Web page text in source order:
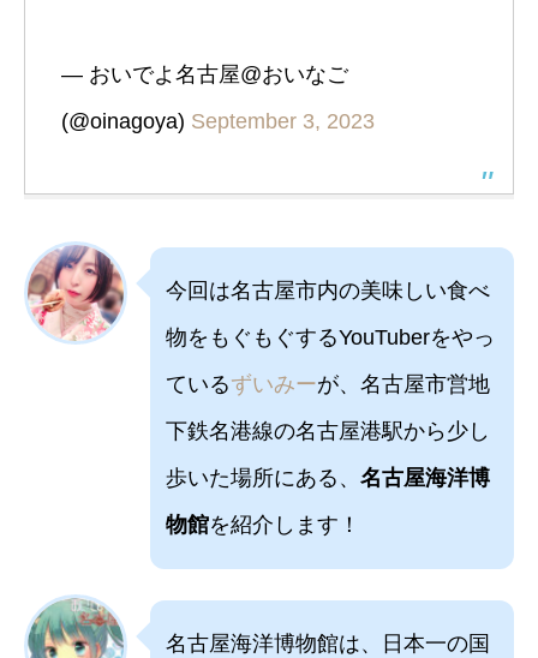
— おいでよ名古屋@おいなご
(@oinagoya) September 3, 2023
今回は名古屋市内の美味しい食べ
物をもぐもぐするYouTuberをやっ
ているずいみーが、名古屋市営地
下鉄名港線の名古屋港駅から少し
歩いた場所にある、 名古屋海洋博
物館を紹介します！
名古屋海洋博物館は、日本一の国